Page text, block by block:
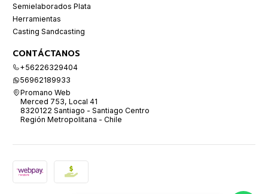
Semielaborados Plata
Herramientas
Casting Sandcasting
CONTÁCTANOS
+56226329404
56962189933
Promano Web
Merced 753, Local 41
8320122 Santiago - Santiago Centro
Región Metropolitana - Chile